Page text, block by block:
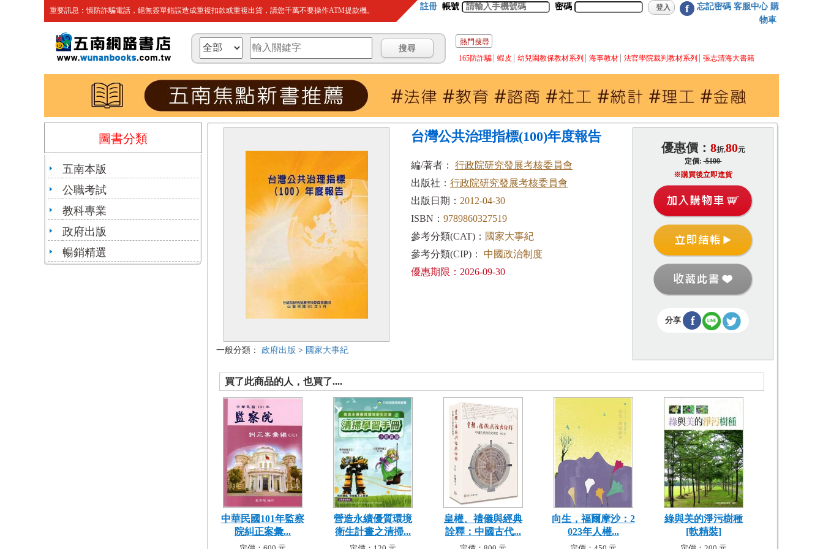
重要訊息：慎防詐騙電話，絕無簽單錯誤造成重複扣款或重複出貨，請您千萬不要操作ATM提款機。 註冊 帳號 密碼 f 忘記密碼 客服中心 購
物車
熱門搜尋
165防詐騙
蝦皮 幼兒園教保教材系列 海事教材 法官學院裁判教材系列 張志清海大書籍
圖書分類
五南本版
公職考試
教科專業
政府出版
暢銷精選
一般分類： 政府出版 > 國家大事紀
台灣公共治理指標(100)年度報告
編/著者： 行政院研究發展考核委員會
出版社： 行政院研究發展考核委員會
出版日期： 2012-04-30
ISBN： 9789860327519
參考分類(CAT)： 國家大事紀
參考分類(CIP)：
中國政治制度
優惠期限：2026-09-30
優惠價： 8折,80元
定價:$100
※購買後立即進貨
分享 f
買了此商品的人，也買了....
中華民國101年監察
院糾正案彙...
營造永續優質環境
衛生計畫之清掃...
皇權、禮儀與經典
詮釋：中國古代...
向生，福爾摩沙：2
023年人權...
綠與美的淨污樹種
[軟精裝]